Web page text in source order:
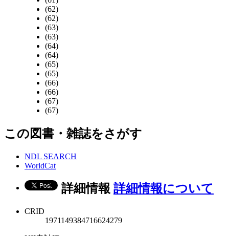
(62)
(62)
(63)
(63)
(64)
(64)
(65)
(65)
(66)
(66)
(67)
(67)
この図書・雑誌をさがす
NDL SEARCH
WorldCat
詳細情報 詳細情報について
CRID
1971149384716624279